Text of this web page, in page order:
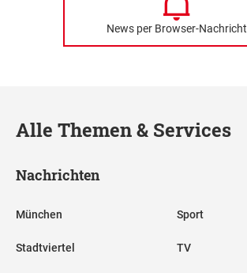
News per Browser-Nachricht
Alle Themen & Services
Nachrichten
München
Stadtviertel
Sport
TV